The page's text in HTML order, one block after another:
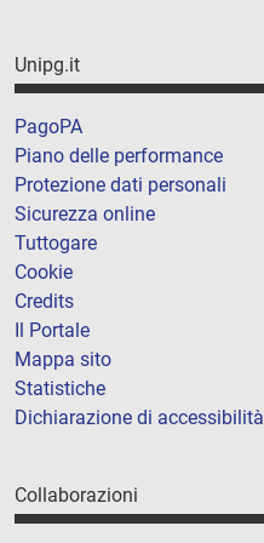
Unipg.it
PagoPA
Piano delle performance
Protezione dati personali
Sicurezza online
Tuttogare
Cookie
Credits
Il Portale
Mappa sito
Statistiche
Dichiarazione di accessibilità
Collaborazioni